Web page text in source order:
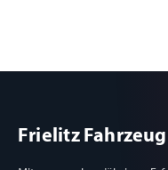
Frielitz